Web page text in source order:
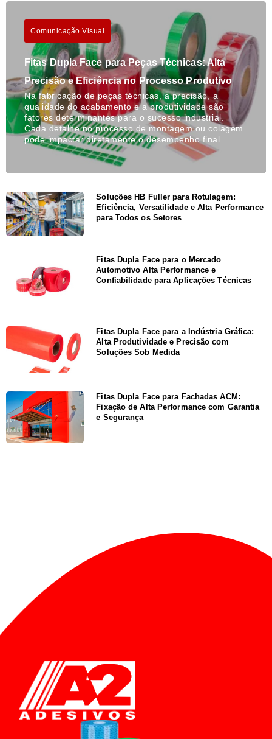
Comunicação Visual
Fitas Dupla Face para Peças Técnicas: Alta
Precisão e Eficiência no Processo Produtivo
Na fabricação de peças técnicas, a precisão, a
qualidade do acabamento e a produtividade são
fatores determinantes para o sucesso industrial.
Cada detalhe no processo de montagem ou colagem
pode impactar diretamente o desempenho final…
Soluções HB Fuller para Rotulagem:
Eficiência, Versatilidade e Alta Performance
para Todos os Setores
Fitas Dupla Face para o Mercado
Automotivo Alta Performance e
Confiabilidade para Aplicações Técnicas
Fitas Dupla Face para a Indústria Gráfica:
Alta Produtividade e Precisão com
Soluções Sob Medida
Fitas Dupla Face para Fachadas ACM:
Fixação de Alta Performance com Garantia
e Segurança